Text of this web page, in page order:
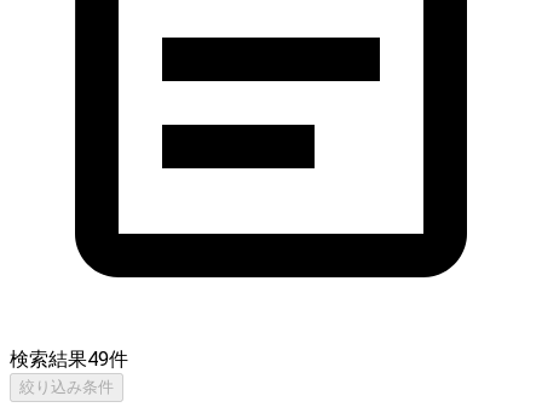
検索結果49件
絞り込み条件